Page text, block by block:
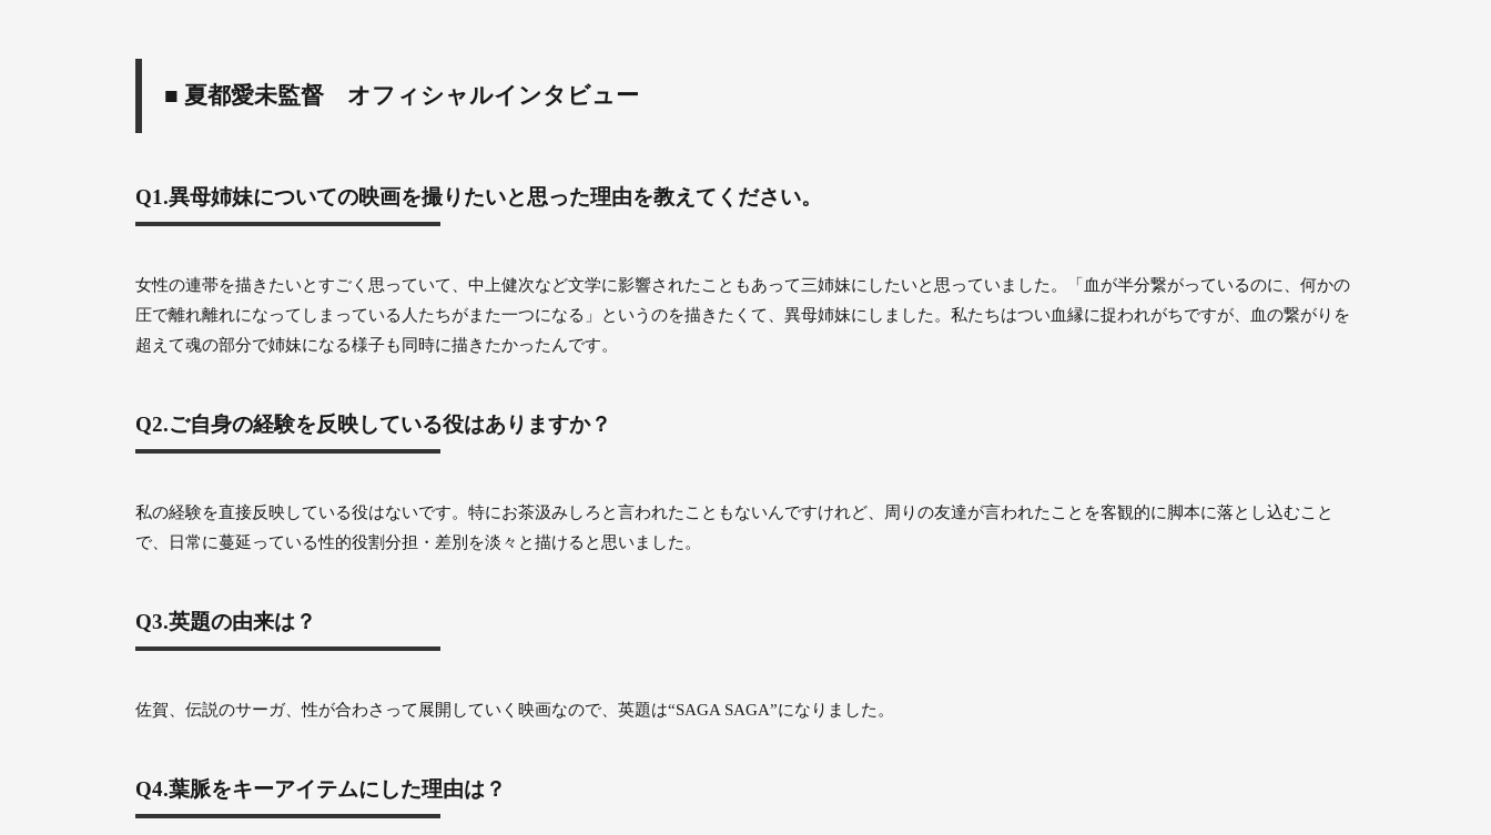
■ 夏都愛未監督 オフィシャルインタビュー
Q1.異母姉妹についての映画を撮りたいと思った理由を教えてください。
女性の連帯を描きたいとすごく思っていて、中上健次など文学に影響されたこともあって三姉妹にしたいと思っていました。「血が半分繋がっているのに、何かの
圧で離れ離れになってしまっている人たちがまた一つになる」というのを描きたくて、異母姉妹にしました。私たちはつい血縁に捉われがちですが、血の繋がりを
超えて魂の部分で姉妹になる様子も同時に描きたかったんです。
Q2.ご自身の経験を反映している役はありますか？
私の経験を直接反映している役はないです。特にお茶汲みしろと言われたこともないんですけれど、周りの友達が言われたことを客観的に脚本に落とし込むこと
で、日常に蔓延っている性的役割分担・差別を淡々と描けると思いました。
Q3.英題の由来は？
佐賀、伝説のサーガ、性が合わさって展開していく映画なので、英題は“SAGA SAGA”になりました。
Q4.葉脈をキーアイテムにした理由は？